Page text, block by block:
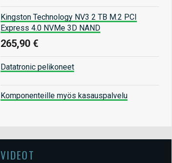
Kingston Technology NV3 2 TB M.2 PCI
Express 4.0 NVMe 3D NAND
265,90 €
Datatronic pelikoneet
Komponenteille myös kasauspalvelu
VIDEOT